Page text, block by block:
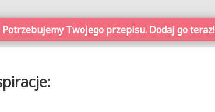
Potrzebujemy Twojego przepisu. Dodaj go teraz!